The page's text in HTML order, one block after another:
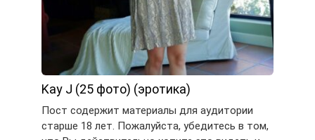
Kay J (25 фото) (эротика)
Пост содержит материалы для аудитории
старше 18 лет. Пожалуйста, убедитесь в том,